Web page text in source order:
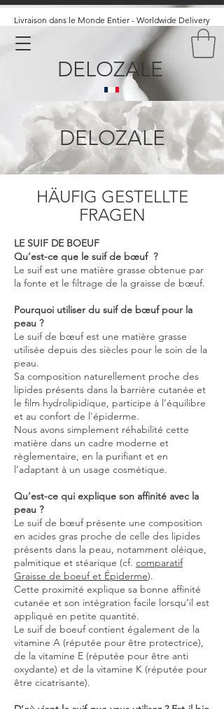
Livraison dans le Monde Entier - Worldwide Delivery
DELOZALE
DELOZALE
HÄUFIG GESTELLTE
FRAGEN
LE SUIF DE BOEUF
Qu’est-ce que le suif de bœuf ?
Le suif est une matière grasse obtenue par
la fonte et le filtrage de la graisse de bœuf.
Pourquoi utiliser du suif de bœuf pour la
peau ?
Le suif de bœuf est une matière grasse
utilisée depuis des siècles pour le soin de la
peau.
Sa composition naturellement proche des
lipides présents dans la barrière cutanée et
le film hydrolipidique, participe à l’équilibre
et au confort de l'épiderme.
Nous avons simplement réhabilité cette
matière dans un cadre moderne et
règlementaire, en la purifiant et en
l’adaptant à un usage cosmétique.
Qu’est-ce qui explique son affinité avec la
peau ?
Le suif de bœuf présente une composition
en acides gras proche de celle des lipides
présents dans la peau, notamment oléique,
palmitique et stéarique (cf. comparatif
Graisse de boeuf et Épiderme).
Cette proximité explique sa bonne affinité
cutanée et son intégration facile lorsqu’il est
appliqué en petite quantité.
Le suif de boeuf contient également de la
vitamine A (réputée pour être protectrice),
de la vitamine E (réputée pour être anti
oxydante) et de la vitamine K (réputée pour
être cicatrisante).